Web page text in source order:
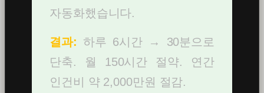
자동화했습니다.
결과: 하루 6시간 → 30분으로
단축. 월 150시간 절약. 연간
인건비 약 2,000만원 절감.